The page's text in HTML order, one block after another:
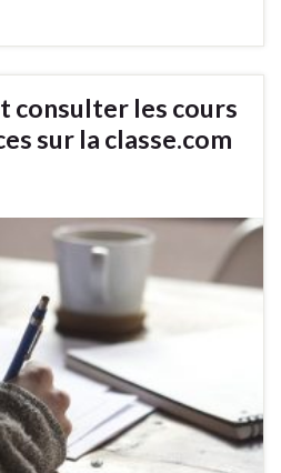
consulter les cours
sur la classe.com